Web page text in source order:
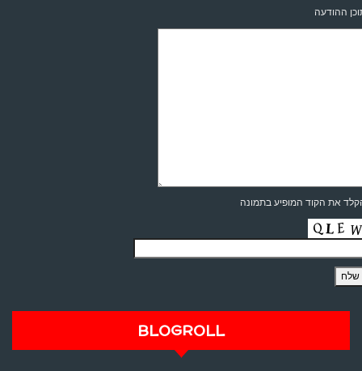
ההודעה
את הקוד המופיע בתמונה
BLOGROLL